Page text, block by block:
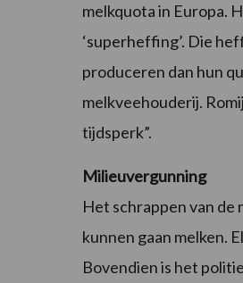
melkquota in Europa.
‘superheffing’. Die
produceren dan hun
melkveehouderij.
tijdsperk”.
Milieuvergunning
Het schrappen van de
kunnen gaan melken.
Bovendien is het